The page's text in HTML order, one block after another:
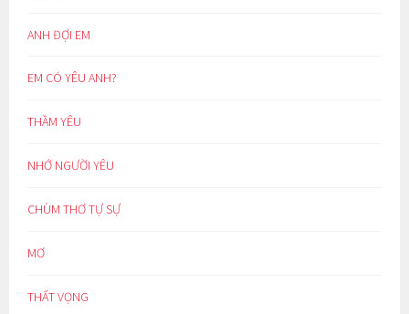
ANH ĐỢI EM
EM CÓ YÊU ANH?
THẦM YÊU
NHỚ NGƯỜI YÊU
CHÙM THƠ TỰ SỰ
MƠ
THẤT VỌNG